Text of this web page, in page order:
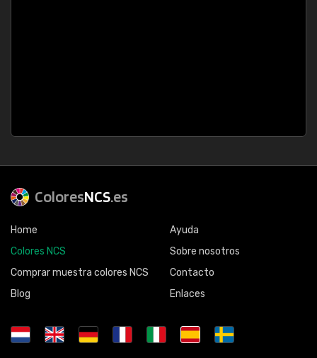
ColoresNCS.es
Home
Colores NCS
Comprar muestra colores NCS
Blog
Ayuda
Sobre nosotros
Contacto
Enlaces